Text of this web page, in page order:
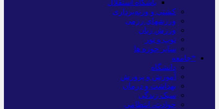
باشگاه استقلال
کشتی و وزنه‌برداری
ورزشهای رزمی
ورزش زنان
توپ و تور
سایر حوزه ها
*جامعه
دانشگاه
آموزش و پرورش
بهداشت و درمان
سبک زندگی
حوادث، انتظامی